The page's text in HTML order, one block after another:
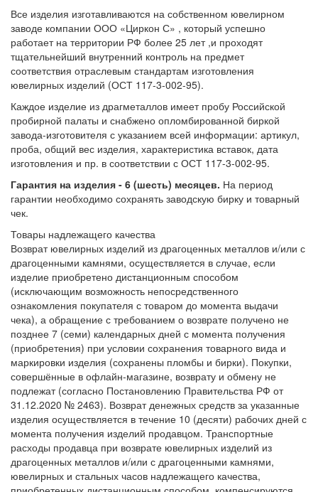
Все изделия изготавливаются на собственном ювелирном
заводе компании ООО «Циркон С» , который успешно
работает на территории РФ более 25 лет ,и проходят
тщательнейший внутренний контроль на предмет
соответствия отраслевым стандартам изготовления
ювелирных изделий (ОСТ 117-3-002-95).
Каждое изделие из драгметаллов имеет пробу Российской
пробирной палаты и снабжено опломбированной биркой
завода-изготовителя с указанием всей информации: артикул,
проба, общий вес изделия, характеристика вставок, дата
изготовления и пр. в соответствии с ОСТ 117-3-002-95.
Гарантия на изделия - 6 (шесть) месяцев. На период
гарантии необходимо сохранять заводскую бирку и товарный
чек.
Товары надлежащего качества
Возврат ювелирных изделий из драгоценных металлов и/или с
драгоценными камнями, осуществляется в случае, если
изделие приобретено дистанционным способом
(исключающим возможность непосредственного
ознакомления покупателя с товаром до момента выдачи
чека), а обращение с требованием о возврате получено не
позднее 7 (семи) календарных дней с момента получения
(приобретения) при условии сохранения товарного вида и
маркировки изделия (сохранены пломбы и бирки). Покупки,
совершённые в офлайн-магазине, возврату и обмену не
подлежат (согласно Постановлению Правительства РФ от
31.12.2020 № 2463). Возврат денежных средств за указанные
изделия осуществляется в течение 10 (десяти) рабочих дней с
момента получения изделий продавцом. Транспортные
расходы продавца при возврате ювелирных изделий из
драгоценных металлов и/или с драгоценными камнями,
ювелирных и стальных часов надлежащего качества,